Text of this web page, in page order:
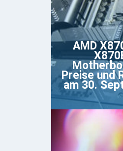
AMD
Preise und
am 30.